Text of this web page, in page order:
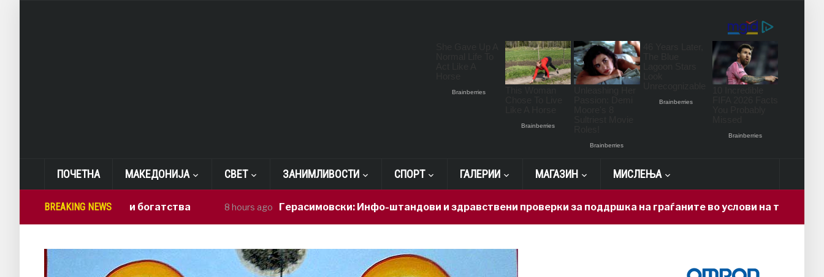
ПОЧЕТНА МАКЕДОНИЈА СВЕТ ЗАНИМЛИВОСТИ СПОРТ ГАЛЕРИИ МАГАЗИН МИСЛЕЊА
BREAKING NEWS
минерални богатства 8 hours ago Герасимовски: Инфо-штандови и здравствени проверки за поддршка на граѓаните во услови на топлотен бран